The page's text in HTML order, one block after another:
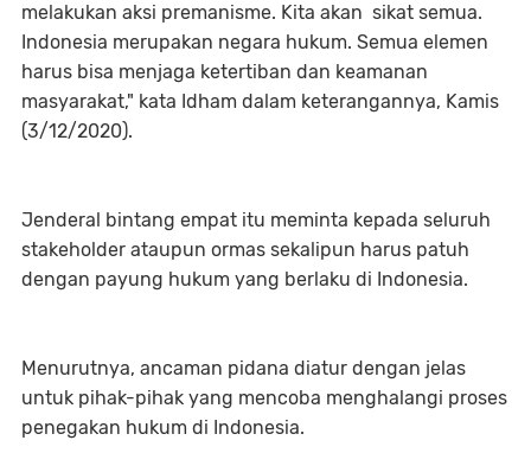
melakukan aksi premanisme. Kita akan sikat semua.
Indonesia merupakan negara hukum. Semua elemen
harus bisa menjaga ketertiban dan keamanan
masyarakat," kata Idham dalam keterangannya, Kamis
(3/12/2020).
Jenderal bintang empat itu meminta kepada seluruh
stakeholder ataupun ormas sekalipun harus patuh
dengan payung hukum yang berlaku di Indonesia.
Menurutnya, ancaman pidana diatur dengan jelas
untuk pihak-pihak yang mencoba menghalangi proses
penegakan hukum di Indonesia.